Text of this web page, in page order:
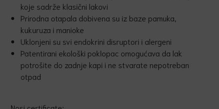
koje sadrže klasični lakovi
Prirodna otapala dobivena su iz baze pamuka,
kukuruza i manioke
Uklonjeni su svi endokrini disruptori i alergeni
Patentirani ekološki poklopac omogućava da lak
potrošite do zadnje kapi i ne stvarate nepotreban
otpad